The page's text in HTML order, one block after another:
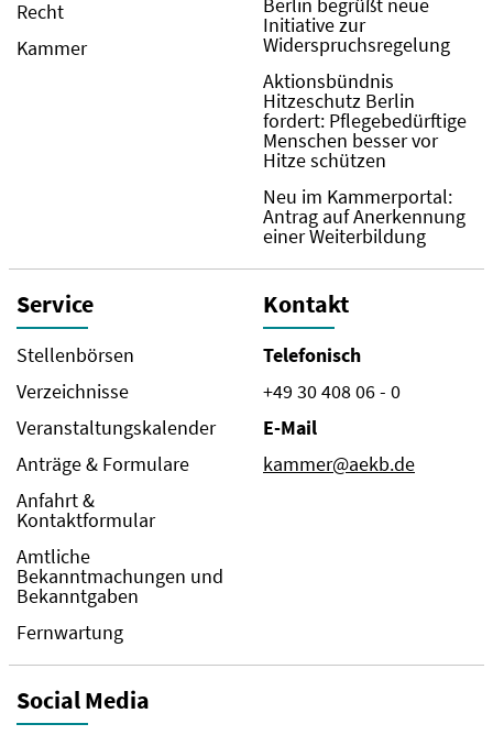
Recht
Kammer
Initiative zur
Widerspruchsregelung
Aktionsbündnis
Hitzeschutz Berlin
fordert: Pflegebedürftige
Menschen besser vor
Hitze schützen
Neu im Kammerportal:
Antrag auf Anerkennung
einer Weiterbildung
Service
Stellenbörsen
Verzeichnisse
Veranstaltungskalender
Anträge & Formulare
Anfahrt &
Kontaktformular
Amtliche
Bekanntmachungen und
Bekanntgaben
Fernwartung
Kontakt
Telefonisch
+49 30 408 06 - 0
E-Mail
kammer@aekb.de
Social Media